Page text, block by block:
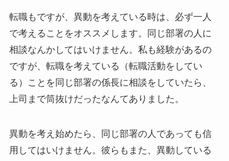
転職もですが、異動を考えている時は、必ず一人
で考えることをオススメします。同じ部署の人に
相談なんかしてはいけません。私も経験があるの
ですが、転職を考えている（転職活動をしてい
る）ことを同じ部署の係長に相談をしていたら、
上司まで筒抜けだったなんてありました。
異動を考え始めたら、同じ部署の人であっても信
用してはいけません。彼らもまた、異動している